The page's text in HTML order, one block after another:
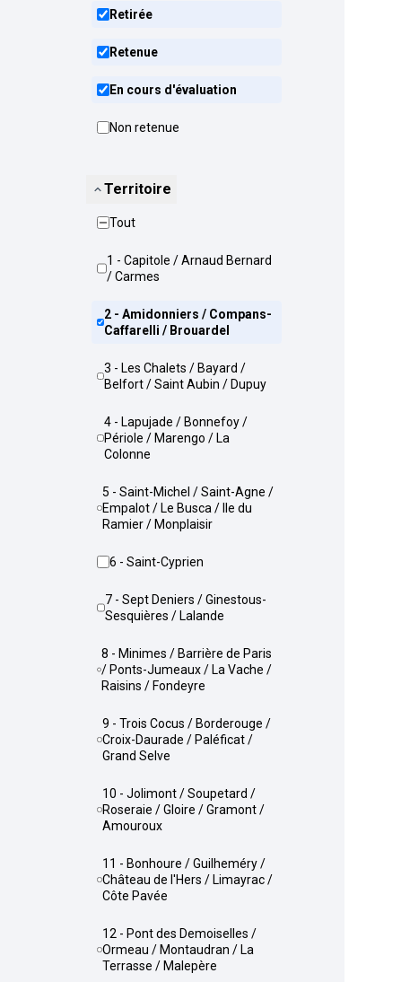
Retirée
Retenue
En cours d'évaluation
Non retenue
Territoire
Tout
1 - Capitole / Arnaud Bernard
/ Carmes
2 - Amidonniers / Compans-
Caffarelli / Brouardel
3 - Les Chalets / Bayard /
Belfort / Saint Aubin / Dupuy
4 - Lapujade / Bonnefoy /
Périole / Marengo / La
Colonne
5 - Saint-Michel / Saint-Agne /
Empalot / Le Busca / Ile du
Ramier / Monplaisir
6 - Saint-Cyprien
7 - Sept Deniers / Ginestous-
Sesquières / Lalande
8 - Minimes / Barrière de Paris
/ Ponts-Jumeaux / La Vache /
Raisins / Fondeyre
9 - Trois Cocus / Borderouge /
Croix-Daurade / Paléficat /
Grand Selve
10 - Jolimont / Soupetard /
Roseraie / Gloire / Gramont /
Amouroux
11 - Bonhoure / Guilheméry /
Château de l'Hers / Limayrac /
Côte Pavée
12 - Pont des Demoiselles /
Ormeau / Montaudran / La
Terrasse / Malepère